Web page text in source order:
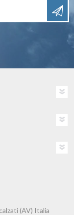
(AV) Italia